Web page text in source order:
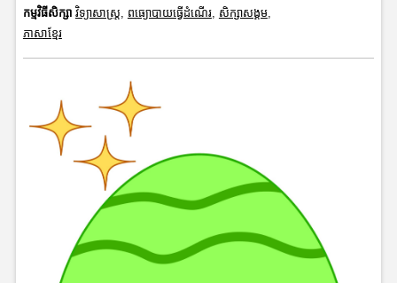
កម្មវិធីសិក្សា វិទ្យាសាស្រ្ត ពធ្យោបាយធ្វើដំណើរ, សិក្សាសង្គម,
ភាសាខ្មែរ